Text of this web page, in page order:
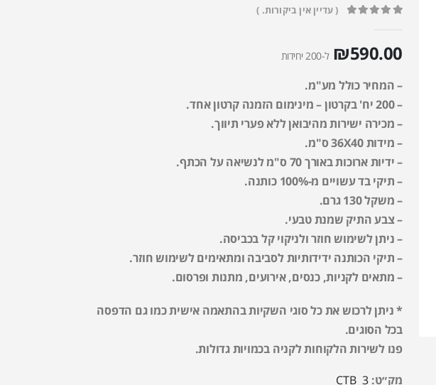
( עדיין אין ביקורות. )
₪590.00 ל-200 יחידות
– המחיר כולל מע"מ.
– 200 יח' בקרטון – מינימום הזמנה קרטון אחד.
– מכירה ישירות מהיבואן ללא פערי תיווך.
– מידות 36X40 ס"מ.
– ידיות ארוכות באורך 70 ס"מ לנשיאה על הכתף.
– תיקי בד עשויים מ-100% כותנה.
– משקל 130 גרם.
– צבע התיק שמנת טבעי.
– ניתן לשימוש חוזר ולניקוי קל בכביסה.
– תיקי הכותנה ידידותיות לסביבה ומתאימים לשימוש חוזר.
– מתאים לקניות, כנסים, אירועים, מתנות ופרסום.
* ניתן לרכוש את כל סוגי השקיות בהתאמה אישית כמו גם הדפסה
בכל הסוגים.
פנו לשירות הלקוחות לקניה בכמויות גדולות.
מק״ט:CTB_3